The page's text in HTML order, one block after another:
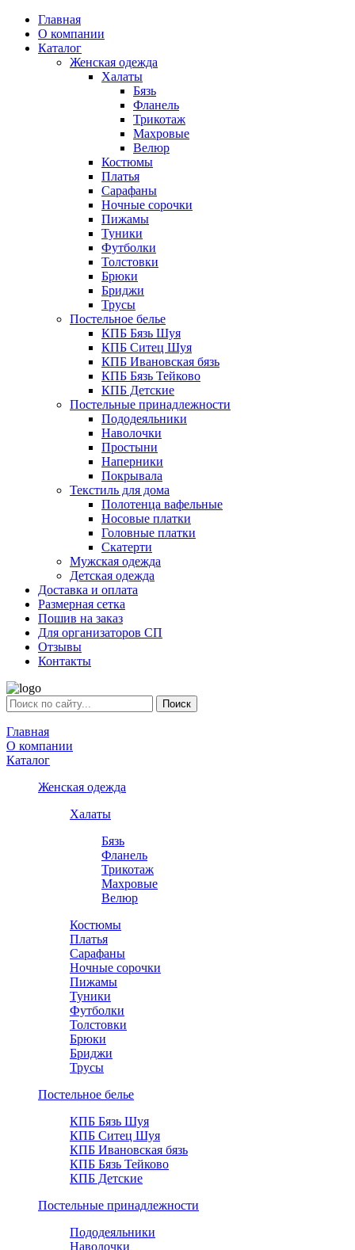
Главная
О компании
Каталог
Женская одежда
Халаты
Бязь
Фланель
Трикотаж
Махровые
Велюр
Костюмы
Платья
Сарафаны
Ночные сорочки
Пижамы
Туники
Футболки
Толстовки
Брюки
Бриджи
Трусы
Постельное белье
КПБ Бязь Шуя
КПБ Ситец Шуя
КПБ Ивановская бязь
КПБ Бязь Тейково
КПБ Детские
Постельные принадлежности
Пододеяльники
Наволочки
Простыни
Наперники
Покрывала
Текстиль для дома
Полотенца вафельные
Носовые платки
Головные платки
Скатерти
Мужская одежда
Детская одежда
Доставка и оплата
Размерная сетка
Пошив на заказ
Для организаторов СП
Отзывы
Контакты
Главная
О компании
Каталог
Женская одежда
Халаты
Бязь
Фланель
Трикотаж
Махровые
Велюр
Костюмы
Платья
Сарафаны
Ночные сорочки
Пижамы
Туники
Футболки
Толстовки
Брюки
Бриджи
Трусы
Постельное белье
КПБ Бязь Шуя
КПБ Ситец Шуя
КПБ Ивановская бязь
КПБ Бязь Тейково
КПБ Детские
Постельные принадлежности
Пододеяльники
Наволочки